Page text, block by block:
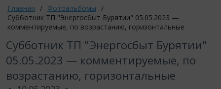
Главная / Фотоальбомы /
Субботник ТП "Энергосбыт Бурятии" 05.05.2023 —
комментируемые, по возрастанию, горизонтальные
Субботник ТП "Энергосбыт Бурятии"
05.05.2023 — комментируемые, по
возрастанию, горизонтальные